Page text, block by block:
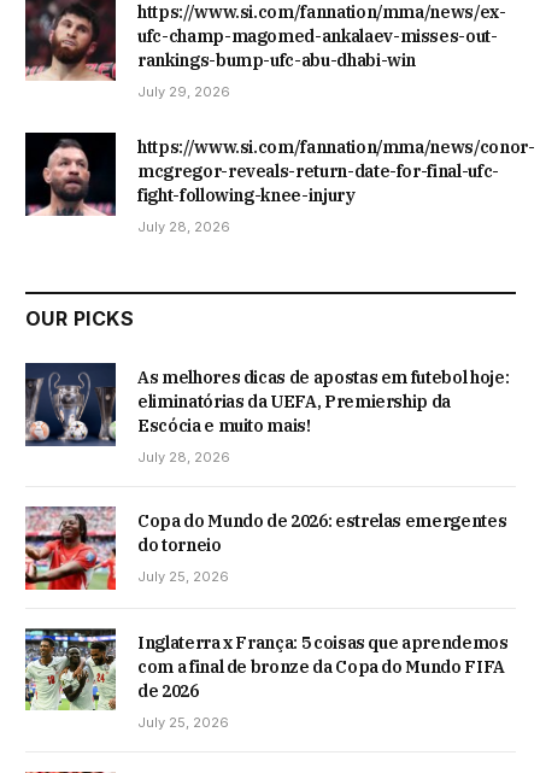
https://www.si.com/fannation/mma/news/ex-
ufc-champ-magomed-ankalaev-misses-out-
rankings-bump-ufc-abu-dhabi-win
July 29, 2026
https://www.si.com/fannation/mma/news/conor-
mcgregor-reveals-return-date-for-final-ufc-
fight-following-knee-injury
July 28, 2026
OUR PICKS
As melhores dicas de apostas em futebol hoje:
eliminatórias da UEFA, Premiership da
Escócia e muito mais!
July 28, 2026
Copa do Mundo de 2026: estrelas emergentes
do torneio
July 25, 2026
Inglaterra x França: 5 coisas que aprendemos
com a final de bronze da Copa do Mundo FIFA
de 2026
July 25, 2026